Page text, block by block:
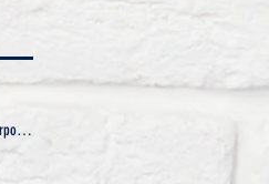
Jacques Volcouve, Le club des 4 de Liverpool, Coll